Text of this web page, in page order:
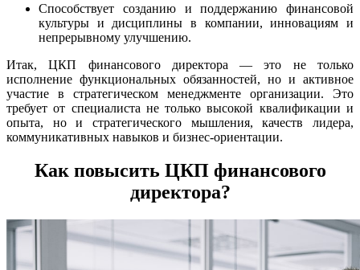
Способствует созданию и поддержанию финансовой
культуры и дисциплины в компании, инновациям и
непрерывному улучшению.
Итак, ЦКП финансового директора — это не только
исполнение функциональных обязанностей, но и активное
участие в стратегическом менеджменте организации. Это
требует от специалиста не только высокой квалификации и
опыта, но и стратегического мышления, качеств лидера,
коммуникативных навыков и бизнес-ориентации.
Как повысить ЦКП финансового
директора?